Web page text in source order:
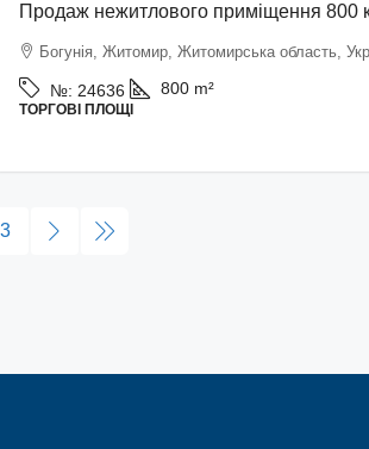
Продаж нежитлового приміщення 800
Богунія, Житомир, Житомирська область,
№: 24636 800 m²
ТОРГОВІ ПЛОЩІ
3